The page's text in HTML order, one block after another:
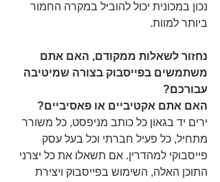
נכון במכונית יכול להוביל במקרה החמור
ביותר למוות.
נחזור לשאלות ממקודם, האם אתם
משתמשים בפייסבוק בצורה שמיטיבה
עבורכם?
האם אתם אקטיביים או פאסיביים?
ירים יד בגאון כל כותב מניפסט, כל משורר
מתחיל, כל פעיל חברתי וכל בעל עסק
פייסבוקי למהדרין. אם תשאלו את כל יצרני
התוכן האלה, השימוש בפייסבוק ויצירת